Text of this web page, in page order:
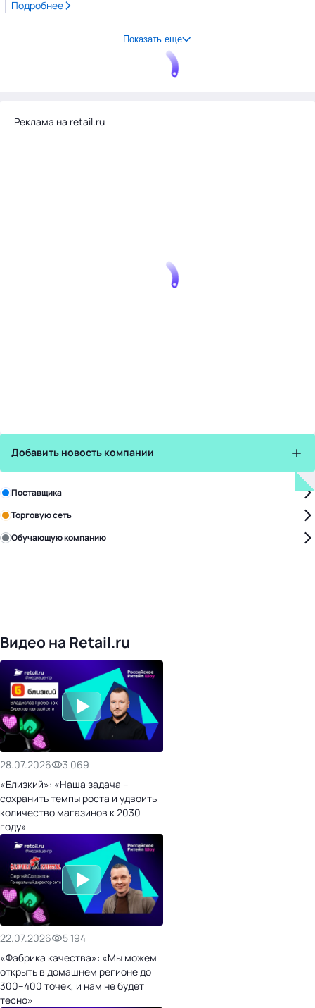
Подробнее
Показать еще
Реклама на retail.ru
Добавить новость компании
Зарегистрируйте в бизнес-центре:
Поставщика
Торговую сеть
Обучающую компанию
Видео на Retail.ru
28.07.2026
3 069
«Близкий»: «Наша задача –
сохранить темпы роста и удвоить
количество магазинов к 2030
году»
22.07.2026
5 194
«Фабрика качества»: «Мы можем
открыть в домашнем регионе до
300–400 точек, и нам не будет
тесно»